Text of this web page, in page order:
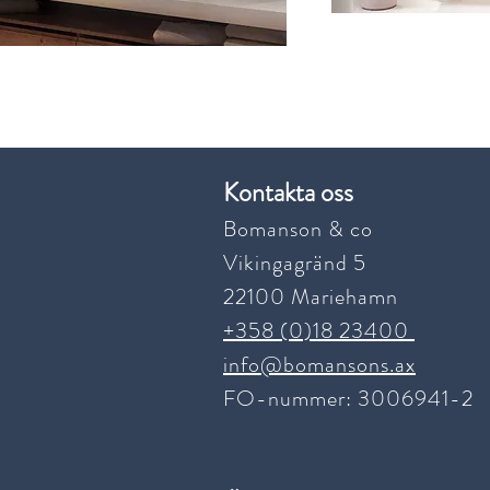
Kontakta oss
Bomanson & co
Vikingagränd 5
22100 Mariehamn
+358 (0)18 23400
info@bomansons.ax
FO-nummer: 3006941-2